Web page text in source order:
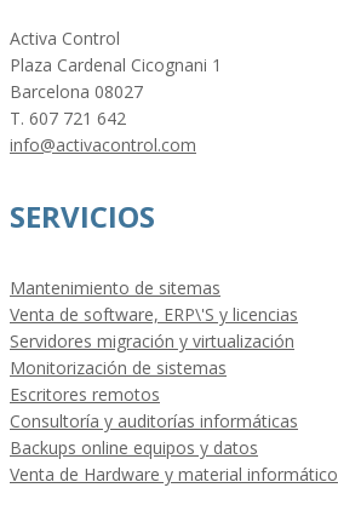
Activa Control
Plaza Cardenal Cicognani 1
Barcelona 08027
T. 607 721 642
info@activacontrol.com
SERVICIOS
Mantenimiento de sitemas
Venta de software, ERP\'S y licencias
Servidores migración y virtualización
Monitorización de sistemas
Escritores remotos
Consultoría y auditorías informáticas
Backups online equipos y datos
Venta de Hardware y material informático